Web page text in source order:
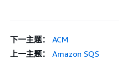
下一主题：
ACM
上一主题：
Amazon SQS